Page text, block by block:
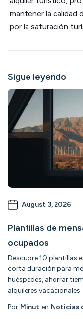
mantener la calidad
por la saturación
Sigue leyendo
August 3, 2026
Plantillas de
ocupados
Descubre 10 plantillas
corta duración para
huéspedes, ahorrar
alquileres vacacionales.
Por Minut en Noticias